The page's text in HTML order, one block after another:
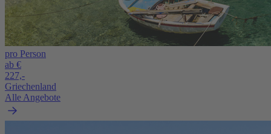
pro Person
ab €
227,-
Griechenland
Alle Angebote